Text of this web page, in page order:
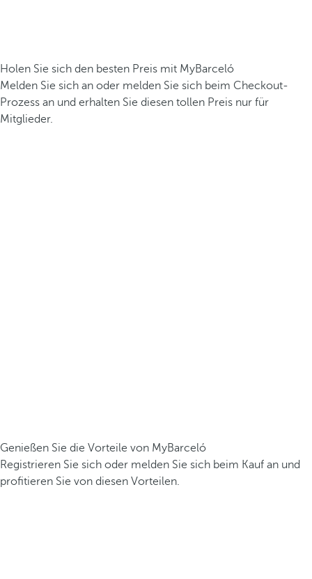
Holen Sie sich den besten Preis mit MyBarceló
Melden Sie sich an oder melden Sie sich beim Checkout-
Prozess an und erhalten Sie diesen tollen Preis nur für
Mitglieder.
Genießen Sie die Vorteile von MyBarceló
Registrieren Sie sich oder melden Sie sich beim Kauf an und
profitieren Sie von diesen Vorteilen.